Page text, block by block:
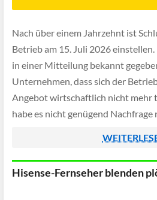
Nach über einem Jahrzehnt ist
Betrieb am 15. Juli 2026
in einer Mitteilung bekannt
Unternehmen, dass sich der
Angebot wirtschaftlich nicht mehr
habe es nicht genügend Nachfrage
Hisense-Fernseher blenden